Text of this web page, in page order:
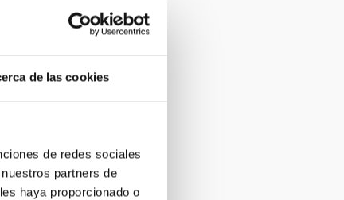
de las cookies
de redes sociales
partners de
haya proporcionado o